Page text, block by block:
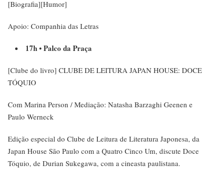
[Biografia][Humor]
Apoio: Companhia das Letras
17h • Palco da Praça
[Clube do livro] CLUBE DE LEITURA JAPAN HOUSE: DOCE
TÓQUIO
Com Marina Person / Mediação: Natasha Barzaghi Geenen e
Paulo Werneck
Edição especial do Clube de Leitura de Literatura Japonesa, da
Japan House São Paulo com a Quatro Cinco Um, discute Doce
Tóquio, de Durian Sukegawa, com a cineasta paulistana.